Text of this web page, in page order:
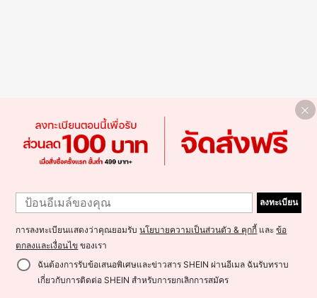
ลงทะเบียน
การลงทะเบียนแสดงว่าคุณยอมรับนโยบายความเป็นส่วนตัว & คุกกี้ และข้อ
ตกลงและเงื่อนไข ของเรา
ฉันต้องการรับข้อเสนอพิเศษและข่าวสาร SHEIN ผ่านอีเมล ฉันรับทราบ
เกี่ยวกับการติดต่อ SHEIN สำหรับการยกเลิกการสมัคร